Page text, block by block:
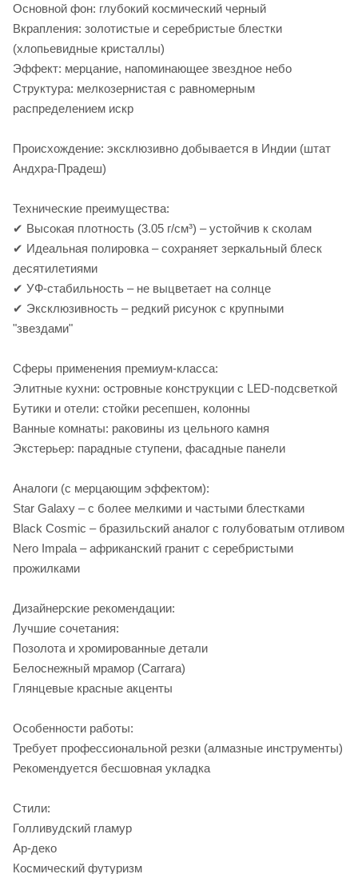
Основной фон: глубокий космический черный
Вкрапления: золотистые и серебристые блестки
(хлопьевидные кристаллы)
Эффект: мерцание, напоминающее звездное небо
Структура: мелкозернистая с равномерным
распределением искр
Происхождение: эксклюзивно добывается в Индии (штат
Андхра-Прадеш)
Технические преимущества:
✔ Высокая плотность (3.05 г/см³) – устойчив к сколам
✔ Идеальная полировка – сохраняет зеркальный блеск
десятилетиями
✔ УФ-стабильность – не выцветает на солнце
✔ Эксклюзивность – редкий рисунок с крупными
"звездами"
Сферы применения премиум-класса:
Элитные кухни: островные конструкции с LED-подсветкой
Бутики и отели: стойки ресепшен, колонны
Ванные комнаты: раковины из цельного камня
Экстерьер: парадные ступени, фасадные панели
Аналоги (с мерцающим эффектом):
Star Galaxy – с более мелкими и частыми блестками
Black Cosmic – бразильский аналог с голубоватым отливом
Nero Impala – африканский гранит с серебристыми
прожилками
Дизайнерские рекомендации:
Лучшие сочетания:
Позолота и хромированные детали
Белоснежный мрамор (Carrara)
Глянцевые красные акценты
Особенности работы:
Требует профессиональной резки (алмазные инструменты)
Рекомендуется бесшовная укладка
Стили:
Голливудский гламур
Ар-деко
Космический футуризм